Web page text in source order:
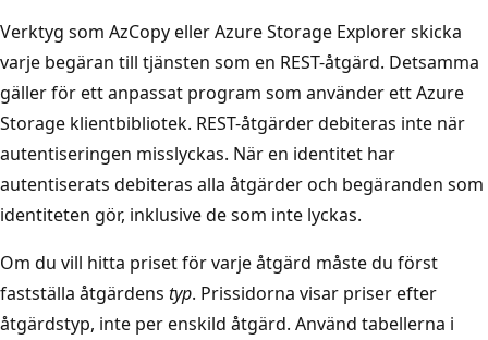
Verktyg som AzCopy eller Azure Storage Explorer skicka
varje begäran till tjänsten som en REST-åtgärd. Detsamma
gäller för ett anpassat program som använder ett Azure
Storage klientbibliotek. REST-åtgärder debiteras inte när
autentiseringen misslyckas. När en identitet har
autentiserats debiteras alla åtgärder och begäranden som
identiteten gör, inklusive de som inte lyckas.
Om du vill hitta priset för varje åtgärd måste du först
fastställa åtgärdens typ. Prissidorna visar priser efter
åtgärdstyp, inte per enskild åtgärd. Använd tabellerna i